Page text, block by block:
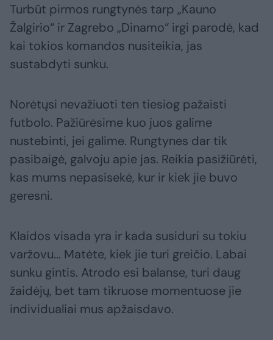
Turbūt pirmos rungtynės tarp „Kauno
Žalgirio“ ir Zagrebo „Dinamo“ irgi parodė, kad
kai tokios komandos nusiteikia, jas
sustabdyti sunku.
Norėtųsi nevažiuoti ten tiesiog pažaisti
futbolo. Pažiūrėsime kuo juos galime
nustebinti, jei galime. Rungtynes dar tik
pasibaigė, galvoju apie jas. Reikia pasižiūrėti,
kas mums nepasisekė, kur ir kiek jie buvo
geresni.
Klaidos visada yra ir kada susiduri su tokiu
varžovu... Matėte, kiek jie turi greičio. Labai
sunku gintis. Atrodo esi balanse, turi daug
žaidėjų, bet tam tikruose momentuose jie
individualiai mus apžaisdavo.